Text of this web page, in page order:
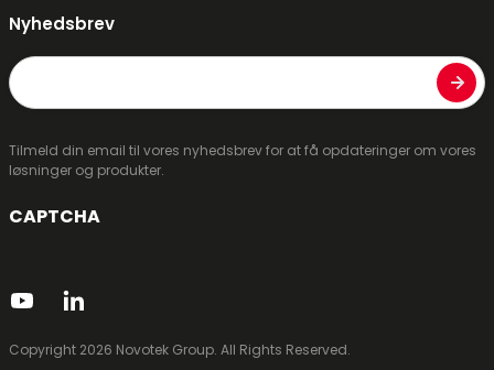
Nyhedsbrev
E-
mail
Tilmeld din email til vores nyhedsbrev for at få opdateringer om vores
løsninger og produkter.
CAPTCHA
Copyright 2026 Novotek Group. All Rights Reserved.